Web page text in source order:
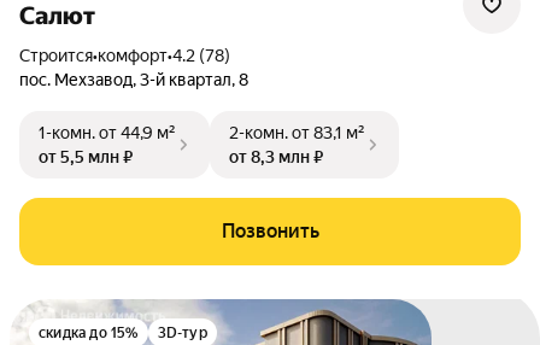
Салют
Строится•комфорт•4.2 (78)
пос. Мехзавод,3-й квартал,8
1-комн.от 44,9 м²
от 5,5 млн ₽
2-комн.от 83,1 м²
от 8,3 млн ₽
Позвонить
скидка до 15% 3D-тур